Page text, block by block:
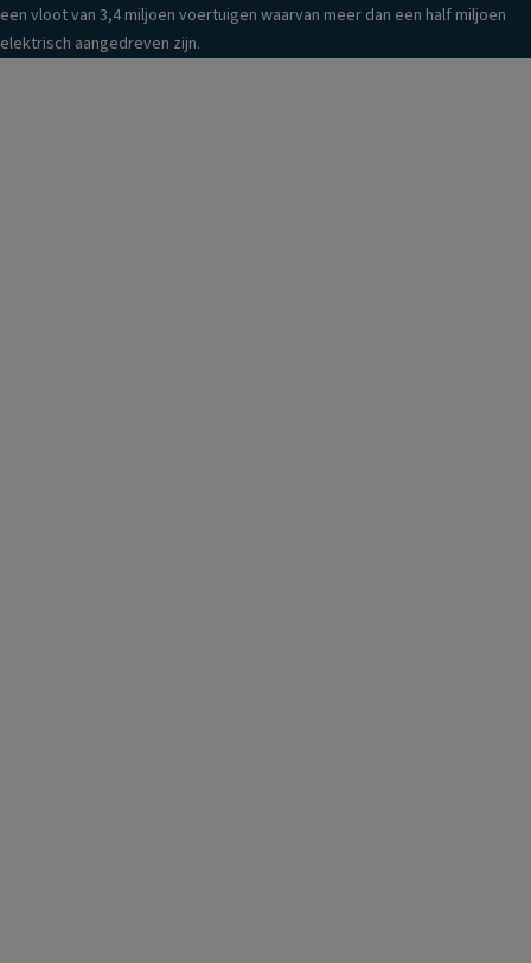
een vloot van 3,4 miljoen voertuigen waarvan meer dan een half miljoen
elektrisch aangedreven zijn.